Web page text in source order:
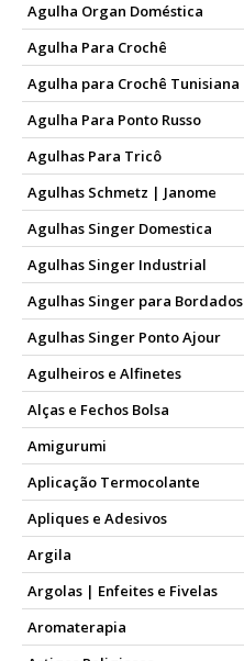
Agulha Organ Doméstica
Agulha Para Crochê
Agulha para Crochê Tunisiana
Agulha Para Ponto Russo
Agulhas Para Tricô
Agulhas Schmetz | Janome
Agulhas Singer Domestica
Agulhas Singer Industrial
Agulhas Singer para Bordados
Agulhas Singer Ponto Ajour
Agulheiros e Alfinetes
Alças e Fechos Bolsa
Amigurumi
Aplicação Termocolante
Apliques e Adesivos
Argila
Argolas | Enfeites e Fivelas
Aromaterapia